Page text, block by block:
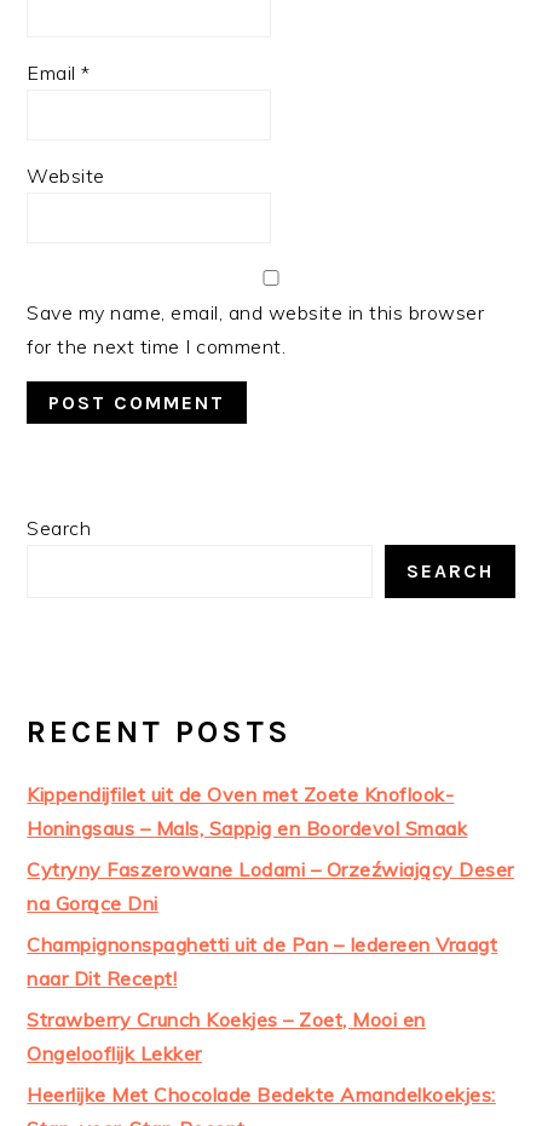
Email*
Website
Save my name, email, and website in this browser
for the next time I comment.
PRIMARY
Search
SEARCH
RECENT POSTS
Kippendijfilet uit de Oven met Zoete Knoflook-
Honingsaus – Mals, Sappig en Boordevol Smaak
Cytryny Faszerowane Lodami – Orzeźwiający Deser
na Gorące Dni
Champignonspaghetti uit de Pan – Iedereen Vraagt
naar Dit Recept!
Strawberry Crunch Koekjes – Zoet, Mooi en
Ongelooflijk Lekker
Heerlijke Met Chocolade Bedekte Amandelkoekjes: